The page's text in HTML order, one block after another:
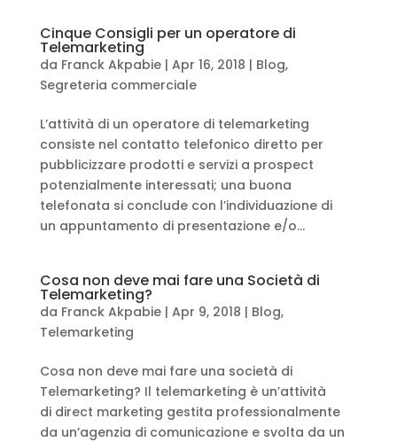
Cinque Consigli per un operatore di
Telemarketing
da Franck Akpabie| Apr 16, 2018 | Blog,
Segreteria commerciale
L’attività di un operatore di telemarketing
consiste nel contatto telefonico diretto per
pubblicizzare prodotti e servizi a prospect
potenzialmente interessati; una buona
telefonata si conclude con l’individuazione di
un appuntamento di presentazione e/o...
Cosa non deve mai fare una Società di
Telemarketing?
da Franck Akpabie| Apr 9, 2018 | Blog,
Telemarketing
Cosa non deve mai fare una società di
Telemarketing? Il telemarketing è un’attività
di direct marketing gestita professionalmente
da un’agenzia di comunicazione e svolta da un